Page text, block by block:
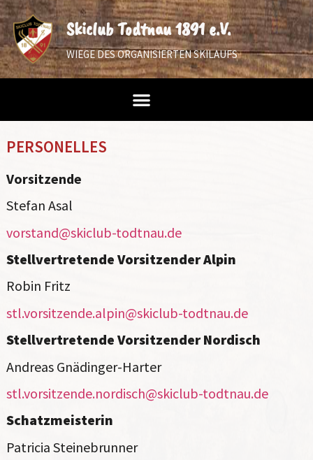
Skiclub Todtnau 1891 e.V.
WIEGE DES ORGANISIERTEN SKILAUFS
PERSONELLES
Vorsitzende
Stefan Asal
vorstand@skiclub-todtnau.de
Stellvertretende Vorsitzender Alpin
Robin Fritz
stl.vorsitzende.alpin@skiclub-todtnau.de
Stellvertretende Vorsitzender Nordisch
Andreas Gnädinger-Harter
stl.vorsitzende.nordisch@skiclub-todtnau.de
Schatzmeisterin
Patricia Steinebrunner